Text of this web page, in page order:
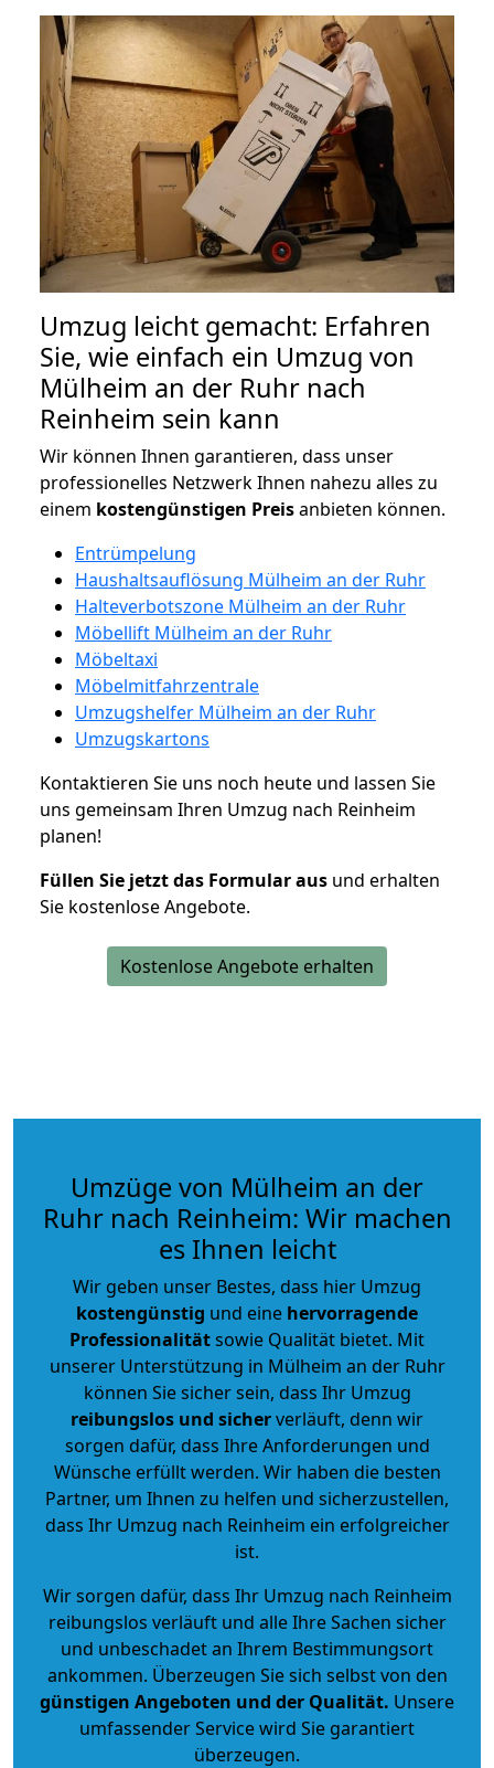
Umzug leicht gemacht: Erfahren
Sie, wie einfach ein Umzug von
Mülheim an der Ruhr nach
Reinheim sein kann
Wir können Ihnen garantieren, dass unser
professionelles Netzwerk Ihnen nahezu alles zu
einem kostengünstigen Preisanbieten können.
Entrümpelung
Haushaltsauflösung Mülheim an der Ruhr
Halteverbotszone Mülheim an der Ruhr
Möbellift Mülheim an der Ruhr
Möbeltaxi
Möbelmitfahrzentrale
Umzugshelfer Mülheim an der Ruhr
Umzugskartons
Kontaktieren Sie uns noch heute und lassen Sie
uns gemeinsam Ihren Umzug nach Reinheim
planen!
Füllen Sie jetzt das Formular aus und erhalten
Sie kostenlose Angebote.
Kostenlose Angebote erhalten
Umzüge von Mülheim an der
Ruhr nach Reinheim: Wir machen
es Ihnen leicht
Wir geben unser Bestes, dass hier Umzug
kostengünstig und eine hervorragende
Professionalitätsowie Qualität bietet. Mit
unserer Unterstützung in Mülheim an der Ruhr
können Sie sicher sein, dass Ihr Umzug
reibungslos und sicherverläuft, denn wir
sorgen dafür, dass Ihre Anforderungen und
Wünsche erfüllt werden. Wir haben die besten
Partner, um Ihnen zu helfen und sicherzustellen,
dass Ihr Umzug nach Reinheim ein erfolgreicher
ist.
Wir sorgen dafür, dass Ihr Umzug nach Reinheim
reibungslos verläuft und alle Ihre Sachen sicher
und unbeschadet an Ihrem Bestimmungsort
ankommen. Überzeugen Sie sich selbst von den
günstigen Angeboten und der Qualität. Unsere
umfassender Service wird Sie garantiert
überzeugen.